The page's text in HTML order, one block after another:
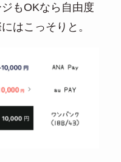
もOKなら自由度
はこっそりと。